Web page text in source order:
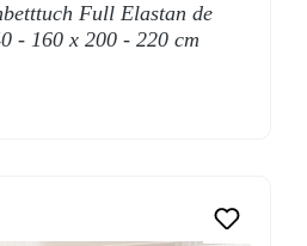
Full Elastan de
- 160 x 200 - 220 cm